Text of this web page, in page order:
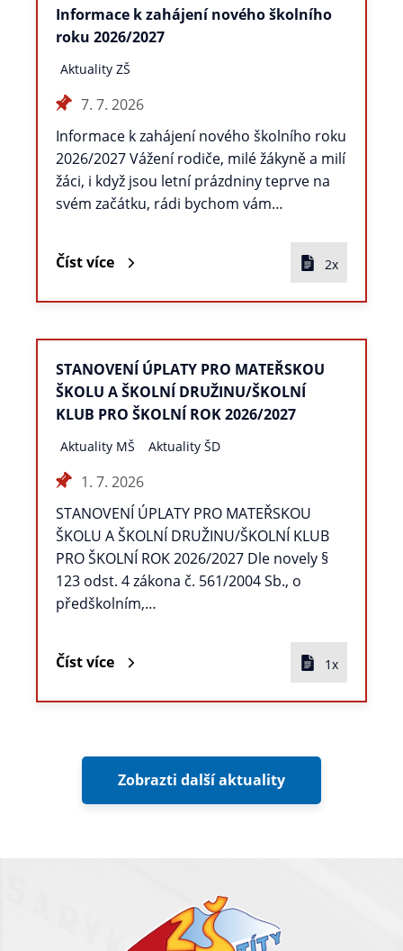
Informace k zahájení nového školního
roku 2026/2027
Aktuality ZŠ
7. 7. 2026
Informace k zahájení nového školního roku
2026/2027 Vážení rodiče, milé žákyně a milí
žáci, i když jsou letní prázdniny teprve na
svém začátku, rádi bychom vám…
Číst více 2x
STANOVENÍ ÚPLATY PRO MATEŘSKOU
ŠKOLU A ŠKOLNÍ DRUŽINU/ŠKOLNÍ
KLUB PRO ŠKOLNÍ ROK 2026/2027
Aktuality MŠ Aktuality ŠD
1. 7. 2026
STANOVENÍ ÚPLATY PRO MATEŘSKOU
ŠKOLU A ŠKOLNÍ DRUŽINU/ŠKOLNÍ KLUB
PRO ŠKOLNÍ ROK 2026/2027 Dle novely §
123 odst. 4 zákona č. 561/2004 Sb., o
předškolním,…
Číst více 1x
Zobrazti další aktuality